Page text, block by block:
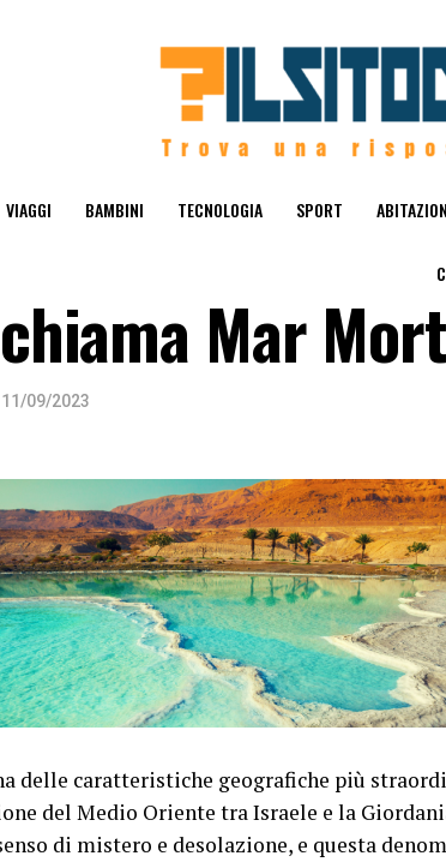
VIAGGI BAMBINI TECNOLOGIA SPORT
Mar
11/09/2023
delle caratteristiche geografiche più
del Medio Oriente tra Israele e la
di mistero e desolazione, e questa